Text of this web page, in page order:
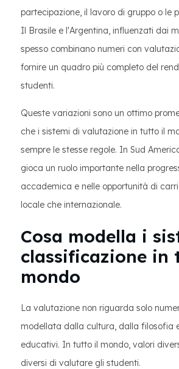
partecipazione, il lavoro di gruppo o le
Il Brasile e l'Argentina, influenzati dai
spesso combinano numeri con
fornire un quadro più completo del
studenti.
Queste variazioni sono un ottimo
che i sistemi di valutazione in tutto il
sempre le stesse regole. In Sud
gioca un ruolo importante nella
accademica e nelle opportunità di
locale che internazionale.
Cosa modella i
classificazione in
mondo
La valutazione non riguarda solo
modellata dalla cultura, dalla filosofia
educativi. In tutto il mondo, valori
diversi di valutare gli studenti.